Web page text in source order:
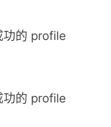
功的 profile
功的 profile